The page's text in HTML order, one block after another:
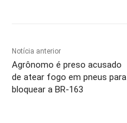
Notícia anterior
Agrônomo é preso acusado
de atear fogo em pneus para
bloquear a BR-163